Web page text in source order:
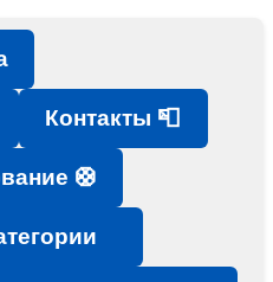
Контакты 📮
🛟